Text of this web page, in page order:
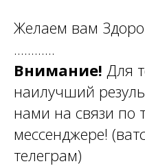
Желаем вам
............
Внимание! Для
наилучший
нами на связи по
мессенджере!
телеграм)